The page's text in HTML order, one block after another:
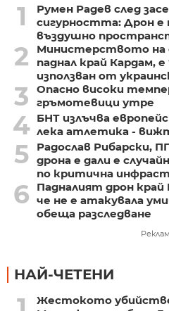
1
Румен Радев след
сигурността: Дрон е
въздушно
2
Министерството
паднал край Кардам,
използван от
3
Опасно високи
гръмотевици утре
4 БНТ излъчва
лека атлетика -
5
Радослав Рибарски,
дрона е дали е
по критична
6
Падналият дрон край
че не е атакувала
обеща разследване
НАЙ-ЧЕТЕНИ
Жестокото